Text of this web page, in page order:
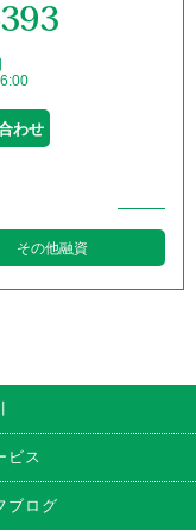
わせ
その他融資
ビス
ブログ